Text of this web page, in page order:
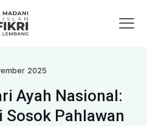
2025
Ayah Nasional:
Pahlawan